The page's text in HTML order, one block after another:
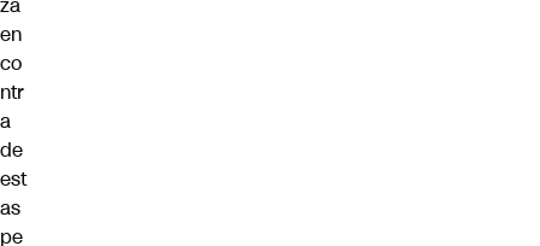
en
co
ntr
a
de
est
as
pe